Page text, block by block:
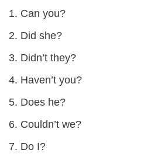
Can you?
Did she?
Didn’t they?
Haven’t you?
Does he?
Couldn’t we?
Do I?